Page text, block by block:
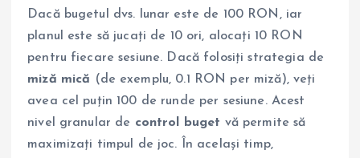
Dacă bugetul dvs. lunar este de 100 RON, iar
planul este să jucați de 10 ori, alocați 10 RON
pentru fiecare sesiune. Dacă folosiți strategia de
miză mică (de exemplu, 0.1 RON per miză), veți
avea cel puțin 100 de runde per sesiune. Acest
nivel granular de control buget vă permite să
maximizați timpul de joc. În același timp,